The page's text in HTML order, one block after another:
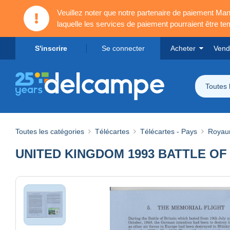
Veuillez noter que notre partenaire de paiement
laquelle les services de paiement pourraient être
S'inscrire Se connecter Acheter
Toutes
Toutes les catégories Télécartes Télécartes - Pays
UNITED KINGDOM 1993 BATTLE